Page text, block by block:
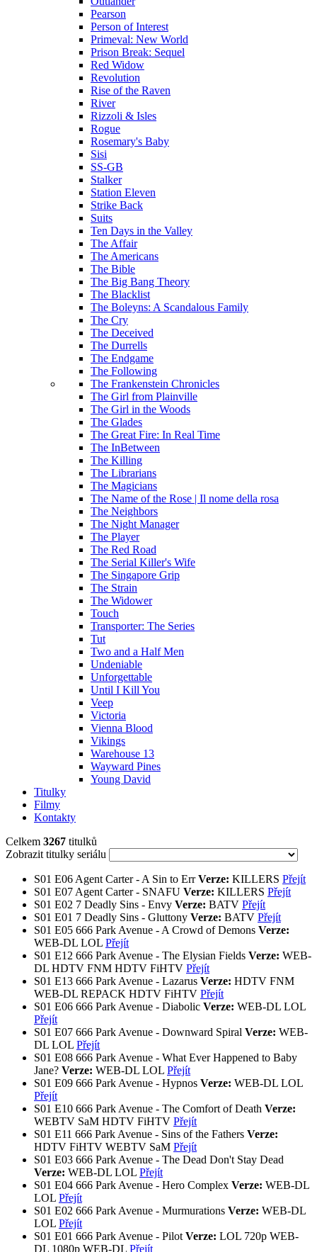
Pearson
Person of Interest
Primeval: New World
Prison Break: Sequel
Red Widow
Revolution
Rise of the Raven
River
Rizzoli & Isles
Rogue
Rosemary's Baby
Sisi
SS-GB
Stalker
Station Eleven
Strike Back
Suits
Ten Days in the Valley
The Affair
The Americans
The Bible
The Big Bang Theory
The Blacklist
The Boleyns: A Scandalous Family
The Cry
The Deceived
The Durrells
The Endgame
The Following
The Frankenstein Chronicles
The Girl from Plainville
The Girl in the Woods
The Glades
The Great Fire: In Real Time
The InBetween
The Killing
The Librarians
The Magicians
The Name of the Rose | Il nome della rosa
The Neighbors
The Night Manager
The Player
The Red Road
The Serial Killer's Wife
The Singapore Grip
The Strain
The Widower
Touch
Transporter: The Series
Tut
Two and a Half Men
Undeniable
Unforgettable
Until I Kill You
Veep
Victoria
Vienna Blood
Vikings
Warehouse 13
Wayward Pines
Young David
Titulky
Filmy
Kontakty
Celkem 3267 titulků
Zobrazit titulky seriálu
S01 E06 Agent Carter - A Sin to Err Verze: KILLERS Přejít
S01 E07 Agent Carter - SNAFU Verze: KILLERS Přejít
S01 E02 7 Deadly Sins - Envy Verze: BATV Přejít
S01 E01 7 Deadly Sins - Gluttony Verze: BATV Přejít
S01 E05 666 Park Avenue - A Crowd of Demons Verze:
WEB-DL LOL Přejít
S01 E12 666 Park Avenue - The Elysian Fields Verze: WEB-
DL HDTV FNM HDTV FiHTV Přejít
S01 E13 666 Park Avenue - Lazarus Verze: HDTV FNM
WEB-DL REPACK HDTV FiHTV Přejít
S01 E06 666 Park Avenue - Diabolic Verze: WEB-DL LOL
Přejít
S01 E07 666 Park Avenue - Downward Spiral Verze: WEB-
DL LOL Přejít
S01 E08 666 Park Avenue - What Ever Happened to Baby
Jane? Verze: WEB-DL LOL Přejít
S01 E09 666 Park Avenue - Hypnos Verze: WEB-DL LOL
Přejít
S01 E10 666 Park Avenue - The Comfort of Death Verze:
WEBTV SaM HDTV FiHTV Přejít
S01 E11 666 Park Avenue - Sins of the Fathers Verze:
HDTV FiHTV WEBTV SaM Přejít
S01 E03 666 Park Avenue - The Dead Don't Stay Dead
Verze: WEB-DL LOL Přejít
S01 E04 666 Park Avenue - Hero Complex Verze: WEB-DL
LOL Přejít
S01 E02 666 Park Avenue - Murmurations Verze: WEB-DL
LOL Přejít
S01 E01 666 Park Avenue - Pilot Verze: LOL 720p WEB-
DL 1080p WEB-DL Přejít